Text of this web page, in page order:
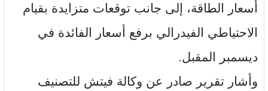
أسعار الطاقة، إلى جانب توقعات متزايدة بقيام
الاحتياطي الفيدرالي برفع أسعار الفائدة في
ديسمبر المقبل.
وأشار تقرير صادر عن وكالة فيتش للتصنيف